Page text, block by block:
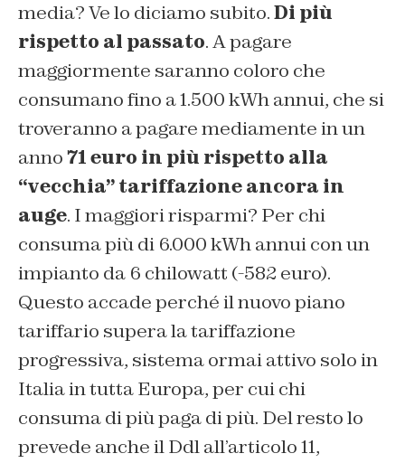
media? Ve lo diciamo subito.Di più
rispetto al passato. A pagare
maggiormente saranno coloro che
consumano fino a 1.500 kWh annui, che si
troveranno a pagare mediamente in un
anno71 euro in più rispetto alla
“vecchia” tariffazione ancora in
auge. I maggiori risparmi? Per chi
consuma più di 6.000 kWh annui con un
impianto da 6 chilowatt (-582 euro).
Questo accade perché il nuovo piano
tariffario supera la tariffazione
progressiva, sistema ormai attivo solo in
Italia in tutta Europa, per cui chi
consuma di più paga di più. Del resto lo
prevede anche il Ddl all’articolo 11,